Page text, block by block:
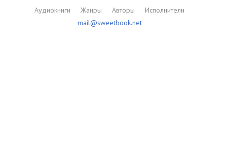
Аудиокниги Жанры Авторы
Исполнители
mail@sweetbook.net